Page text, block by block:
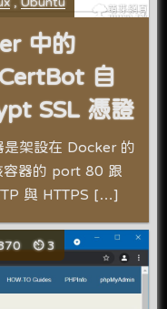
中的
自
SSL 憑證
是架設在 Docker 的
容器的 port 80 跟
與 HTTPS […]
3